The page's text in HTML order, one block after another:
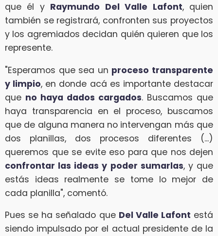
que él y Raymundo Del Valle Lafont, quien
también se registrará, confronten sus proyectos
y los agremiados decidan quién quieren que los
represente.
"Esperamos que sea un proceso transparente
y limpio, en donde acá es importante destacar
que no haya dados cargados. Buscamos que
haya transparencia en el proceso, buscamos
que de alguna manera no intervengan más que
dos planillas, dos procesos diferentes (...)
queremos que se evite eso para que nos dejen
confrontar las ideas y poder sumarlas, y que
estás ideas realmente se tome lo mejor de
cada planilla", comentó.
Pues se ha señalado que Del Valle Lafont está
siendo impulsado por el actual presidente de la